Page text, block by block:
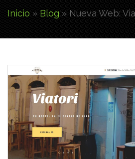
Usted está aquí
Inicio » Blog » Nueva Web: